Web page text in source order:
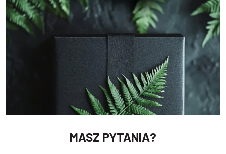
MASZ PYTANIA?